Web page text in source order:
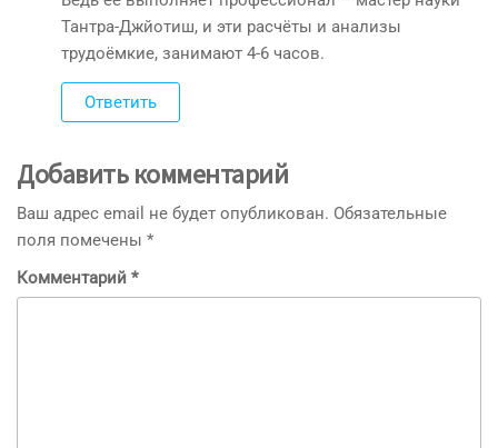
Тантра-Джйотиш, и эти расчёты и анализы
трудоёмкие, занимают 4-6 часов.
Ответить
Добавить комментарий
Ваш адрес email не будет опубликован. Обязательные
поля помечены *
Комментарий *